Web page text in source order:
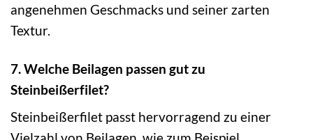
angenehmen Geschmacks und seiner zarten
Textur.
7. Welche Beilagen passen gut zu
Steinbeißerfilet?
Steinbeißerfilet passt hervorragend zu einer